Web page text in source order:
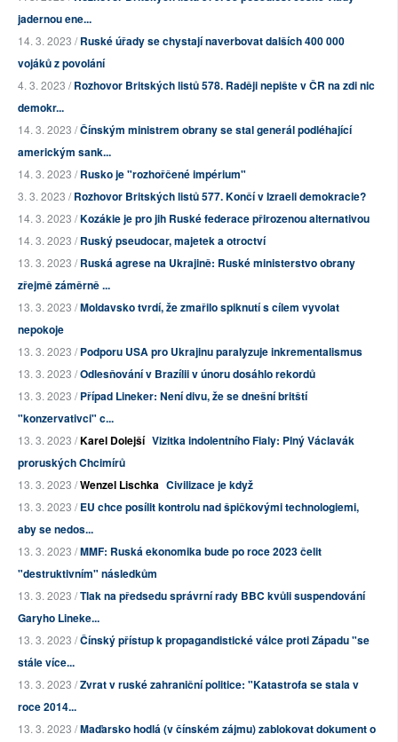
jadernou ene...
14. 3. 2023 /Ruské úřady se chystají naverbovat dalších 400 000
vojáků z povolání
4. 3. 2023 /Rozhovor Britských listů 578. Raději nepište v ČR na zdi nic
demokr...
14. 3. 2023 /Čínským ministrem obrany se stal generál podléhající
americkým sank...
14. 3. 2023 /Rusko je "rozhořčené impérium"
3. 3. 2023 /Rozhovor Britských listů 577. Končí v Izraeli demokracie?
14. 3. 2023 /Kozákie je pro jih Ruské federace přirozenou alternativou
14. 3. 2023 /Ruský pseudocar, majetek a otroctví
13. 3. 2023 /Ruská agrese na Ukrajině: Ruské ministerstvo obrany
zřejmě záměrně ...
13. 3. 2023 /Moldavsko tvrdí, že zmařilo spiknutí s cílem vyvolat
nepokoje
13. 3. 2023 /Podporu USA pro Ukrajinu paralyzuje inkrementalismus
13. 3. 2023 /Odlesňování v Brazílii v únoru dosáhlo rekordů
13. 3. 2023 /Případ Lineker: Není divu, že se dnešní britští
"konzervativci" c...
13. 3. 2023 /Karel Dolejší Vizitka indolentního Fialy: Plný Václavák
proruských Chcimírů
13. 3. 2023 /Wenzel Lischka Civilizace je když
13. 3. 2023 /EU chce posílit kontrolu nad špičkovými technologiemi,
aby se nedos...
13. 3. 2023 /MMF: Ruská ekonomika bude po roce 2023 čelit
"destruktivním" následkům
13. 3. 2023 /Tlak na předsedu správrní rady BBC kvůli suspendování
Garyho Lineke...
13. 3. 2023 /Čínský přístup k propagandistické válce proti Západu "se
stále více...
13. 3. 2023 /Zvrat v ruské zahraniční politice: "Katastrofa se stala v
roce 2014...
13. 3. 2023 /Maďarsko hodlá (v čínském zájmu) zablokovat dokument o